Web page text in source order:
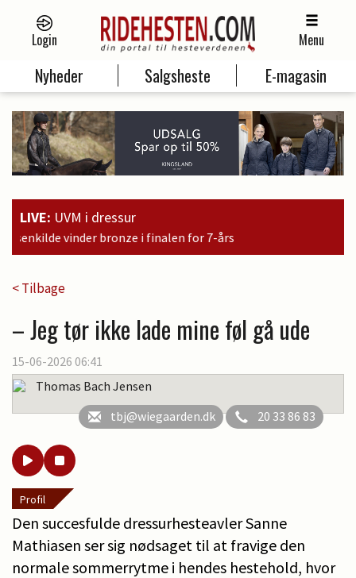
Login Menu
Nyheder Salgsheste E-magasin
LIVE: UVM i dressur
i finalen for 7-års
< Tilbage
– Jeg tør ikke lade mine føl gå ude
15-06-2026 06:41
Thomas Bach Jensen
tbj@wiegaarden.dk
20 33 86 83
Profil
Den succesfulde dressurhesteavler Sanne
Mathiasen ser sig nødsaget til at fravige den
normale sommerrytme i hendes hestehold, hvor